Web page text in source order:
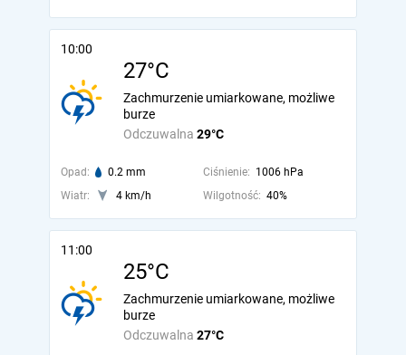
10:00
27°C
Odczuwalna 29°C
Zachmurzenie umiarkowane, możliwe
burze
Opad: 0.2 mm Ciśnienie: 1006 hPa
Wiatr:
4 km/h Wilgotność: 40%
11:00
25°C
Odczuwalna 27°C
Zachmurzenie umiarkowane, możliwe
burze